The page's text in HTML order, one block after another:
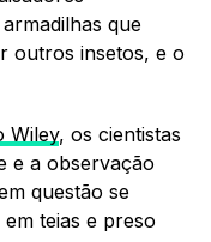
que
outros insetos, e o
Wiley, os cientistas
e a observação
questão se
teias e preso